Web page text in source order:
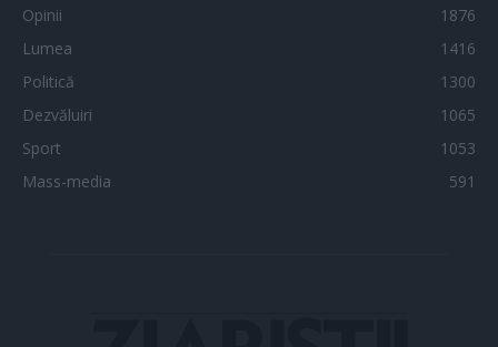
Opinii
1876
Lumea
1416
Politică
1300
Dezvăluiri
1065
Sport
1053
Mass-media
591